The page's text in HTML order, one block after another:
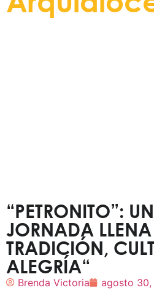
“PETRONITO”:
JORNADA
TRADICIÓN,
ALEGRÍA“
Brenda Victoria agosto